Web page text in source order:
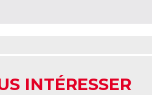
INTÉRESSER